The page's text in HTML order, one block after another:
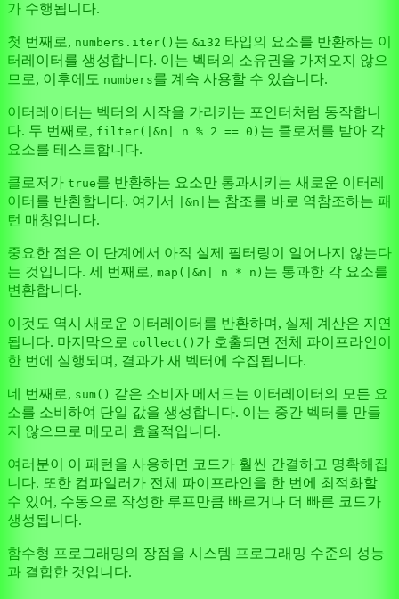
가 수행됩니다.
첫 번째로, numbers.iter() 는 &i32 타입의 요소를 반환하는 이
터레이터를 생성합니다. 이는 벡터의 소유권을 가져오지 않으
므로, 이후에도 numbers를 계속 사용할 수 있습니다.
이터레이터는 벡터의 시작을 가리키는 포인터처럼 동작합니
다. 두 번째로, filter(|&n| n % 2 == 0) 는 클로저를 받아 각
요소를 테스트합니다.
클로저가 true를 반환하는 요소만 통과시키는 새로운 이터레
이터를 반환합니다. 여기서
|&n| 는 참조를 바로 역참조하는 패
턴 매칭입니다.
중요한 점은 이 단계에서 아직 실제 필터링이 일어나지 않는다
는 것입니다. 세 번째로, map(|&n| n * n) 는 통과한 각 요소를
변환합니다.
이것도 역시 새로운 이터레이터를 반환하며, 실제 계산은 지연
됩니다. 마지막으로 collect() 가 호출되면 전체 파이프라인이
한 번에 실행되며, 결과가 새 벡터에 수집됩니다.
네 번째로, sum() 같은 소비자 메서드는 이터레이터의 모든 요
소를 소비하여 단일 값을 생성합니다. 이는 중간 벡터를 만들
지 않으므로 메모리 효율적입니다.
여러분이 이 패턴을 사용하면 코드가 훨씬 간결하고 명확해집
니다. 또한 컴파일러가 전체 파이프라인을 한 번에 최적화할
수 있어, 수동으로 작성한 루프만큼 빠르거나 더 빠른 코드가
생성됩니다.
함수형 프로그래밍의 장점을 시스템 프로그래밍 수준의 성능
과 결합한 것입니다.